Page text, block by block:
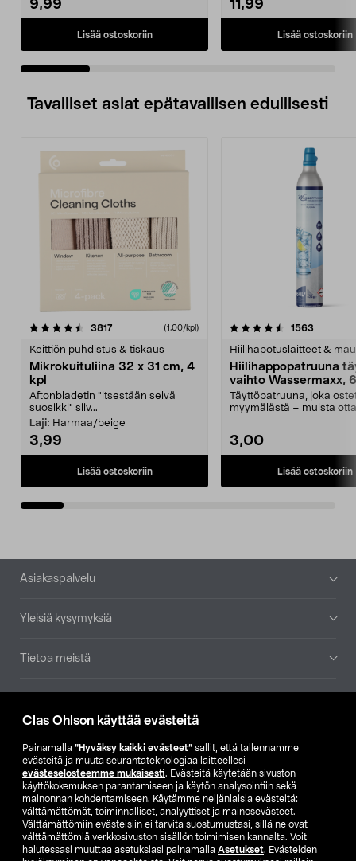
Clas Ohlson käyttää evästeitä
Painamalla ”Hyväksy kaikki evästeet” sallit, että tallennamme
evästeitä ja muuta seurantateknologiaa laitteellesi
evästeselosteemme mukaisesti. Evästeitä käytetään sivuston
käyttökokemuksen parantamiseen ja käytön analysointiin sekä
mainonnan kohdentamiseen. Käytämme neljänlaisia evästeitä:
välttämättömät, toiminnalliset, analyyttiset ja mainosevästeet.
Välttämättömiin evästeisiin ei tarvita suostumustasi, sillä ne ovat
välttämättömiä verkkosivuston sisällön toimimisen kannalta. Voit
halutessasi muuttaa asetuksiasi painamalla Asetukset. Evästeiden
9,99
Lisää ostoskoriin
11,99
Lisää ostoskoriin
Tavalliset asiat epätavallisen edullisesti
3817arvostelut (1,00/kpl)
Keittiön puhdistus & tiskaus
Mikrokuituliina 32 x 31 cm, 4
kpl
Aftonbladetin "itsestään selvä
suosikki" siiv...
Laji: Harmaa/beige
3,99
Lisää ostoskoriin
4.5viidestä
1563
Hiilihapotuslaitteet &
Hiilihappopatruuna
vaihto Wassermaxx,
Täyttöpatruuna, joka
myymälästä – muista
3,00
Lisää ostoskoriin
4.5viidestä
Alatunniste
Asiakaspalvelu
Yleisiä kysymyksiä
Tietoa meistä
Etsi myymälä
SE NO FI
FI SV